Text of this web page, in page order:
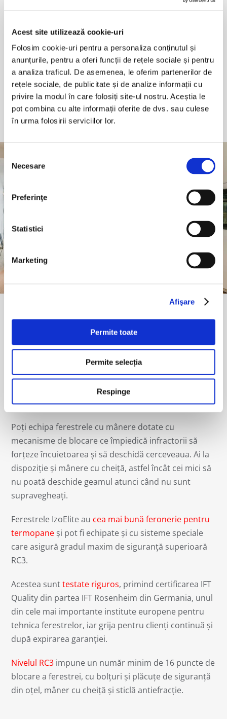
Acest site utilizează cookie-uri
Folosim cookie-uri pentru a personaliza conținutul și
anunțurile, pentru a oferi funcții de rețele sociale și pentru
a analiza traficul. De asemenea, le oferim partenerilor de
rețele sociale, de publicitate și de analize informații cu
privire la modul în care folosiți site-ul nostru. Aceștia le
pot combina cu alte informații oferite de dvs. sau culese
în urma folosirii serviciilor lor.
consimțământului
Necesare
Preferinţe
Statistici
Marketing
Afişare
Permite toate
Permite selecția
Respinge
laminată, cu ajutorul căreia reduci semnificativ
transmisia radiațiilor UV și astfel mobila din interior
își poate păstra intactă textura și culoarea pentru
mai mult timp.
VEZI PROIECTELE NOASTRE
Protecție antifurt
Pentru siguranța și etanșeitateaferestrelor IzoElite
asigurăm echiparea standard cu plăcuțe din oțel
rezistent atât la fenomene extreme (vânt, ploaie), dar
și la încercări de spargere a casei.
Poți echipa ferestrele cu mânere dotate cu
mecanisme de blocare ce împiedică infractorii să
forţeze încuietoarea şi să deschidă cerceveaua. Ai la
dispoziție și mânere cu cheiță, astfel încât cei mici să
nu poată deschide geamul atunci când nu sunt
supravegheați.
Ferestrele IzoElite au cea mai bună feronerie pentru
termopane și pot fi echipate și cu sisteme speciale
care asigură gradul maxim de siguranță superioară
RC3.
Acestea sunttestate riguros, primind certificarea IFT
Quality din partea IFT Rosenheim din Germania, unul
din cele mai importante institute europene pentru
tehnica ferestrelor, iar grija pentru clienți continuă și
după expirarea garanției.
Nivelul RC3 impune un număr minim de 16 puncte de
blocare a ferestrei, cu bolțuri și plăcuțe de siguranță
din oțel, mâner cu cheiță și sticlă antiefracție.